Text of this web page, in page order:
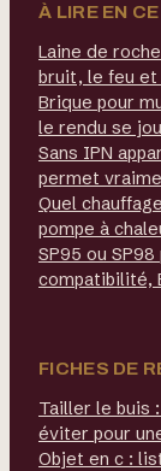
À LIRE EN
Laine de
bruit, le feu
Brique pour
le rendu se
Sans IPN
permet
Quel
pompe à
SP95 ou
compatibilité,
FICHES DE
Tailler le buis
éviter pour
Objet en c :